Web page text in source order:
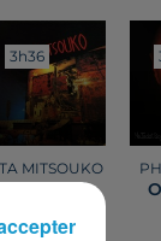
3h36
3h36
MITSOUKO
Baila